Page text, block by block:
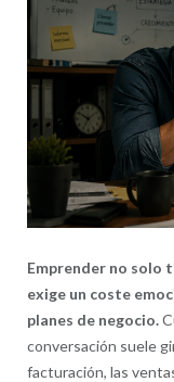
Emprender no solo
exige un coste
planes de negocio.
conversación suele
facturación, las